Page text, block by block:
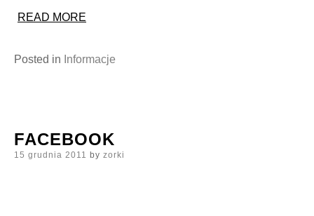
READ MORE
Posted in Informacje
FACEBOOK
Posted
15 grudnia 2011 by zorki